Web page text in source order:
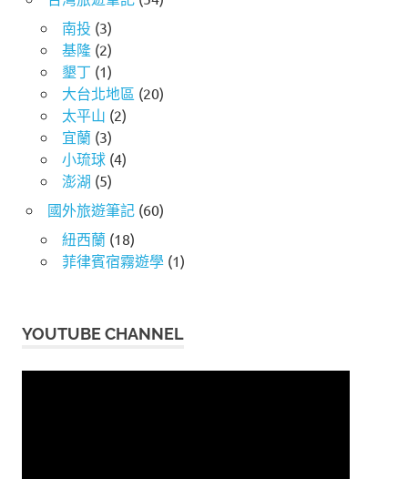
南投 (3)
基隆(2)
墾丁 (1)
大台北地區 (20)
太平山 (2)
宜蘭(3)
小琉球(4)
澎湖 (5)
國外旅遊筆記(60)
紐西蘭(18)
菲律賓宿霧遊學(1)
YOUTUBE CHANNEL